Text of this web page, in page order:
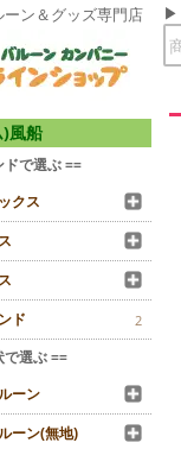
ン＆グッズ専門店
)風船
ドで選ぶ ==
クス
ド
2
で選ぶ ==
ーン
ーン(無地)